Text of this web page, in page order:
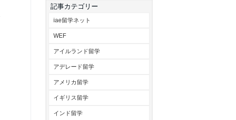
記事カテゴリー
iae留学ネット
WEF
アイルランド留学
アデレード留学
アメリカ留学
イギリス留学
インド留学